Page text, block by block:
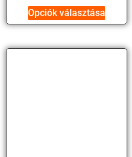
Opciók választása